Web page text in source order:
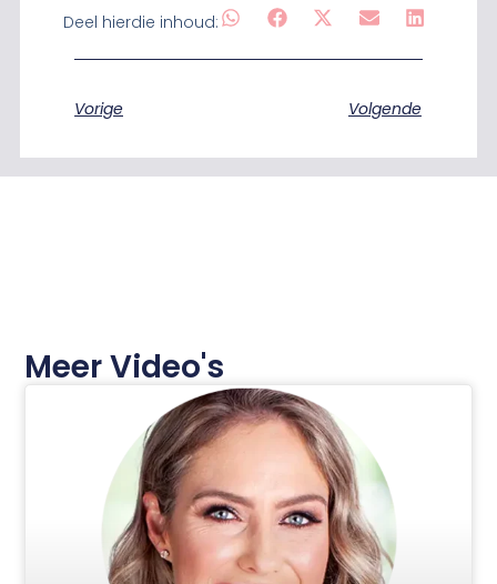
Deel hierdie inhoud:
Vorige Volgende
Meer Video's